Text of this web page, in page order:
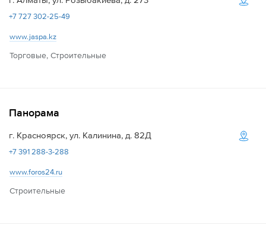
+7 727 302-25-49
www.jaspa.kz
Торговые, Строительные
Панорама
г. Красноярск, ул. Калинина, д. 82Д
+7 391 288-3-288
www.foros24.ru
Строительные